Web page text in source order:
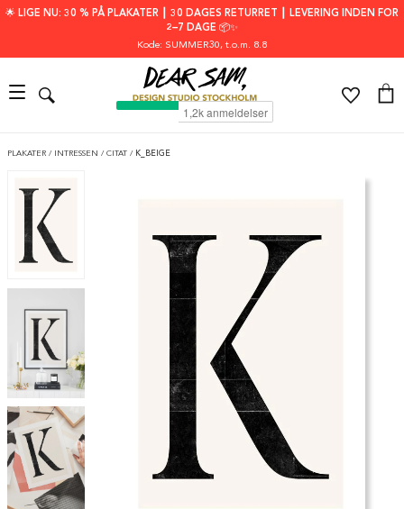
🌟 LIGE NU: 30 % PÅ PLAKATER ┃ 30 DAGES RETURRET ┃ LEVERING INDEN FOR
2–7 DAGE 📦✨
Kode: SUMMER30, t.o.m. 8.8
PLAKATER / INTRESSEN / CITAT / K_BEIGE